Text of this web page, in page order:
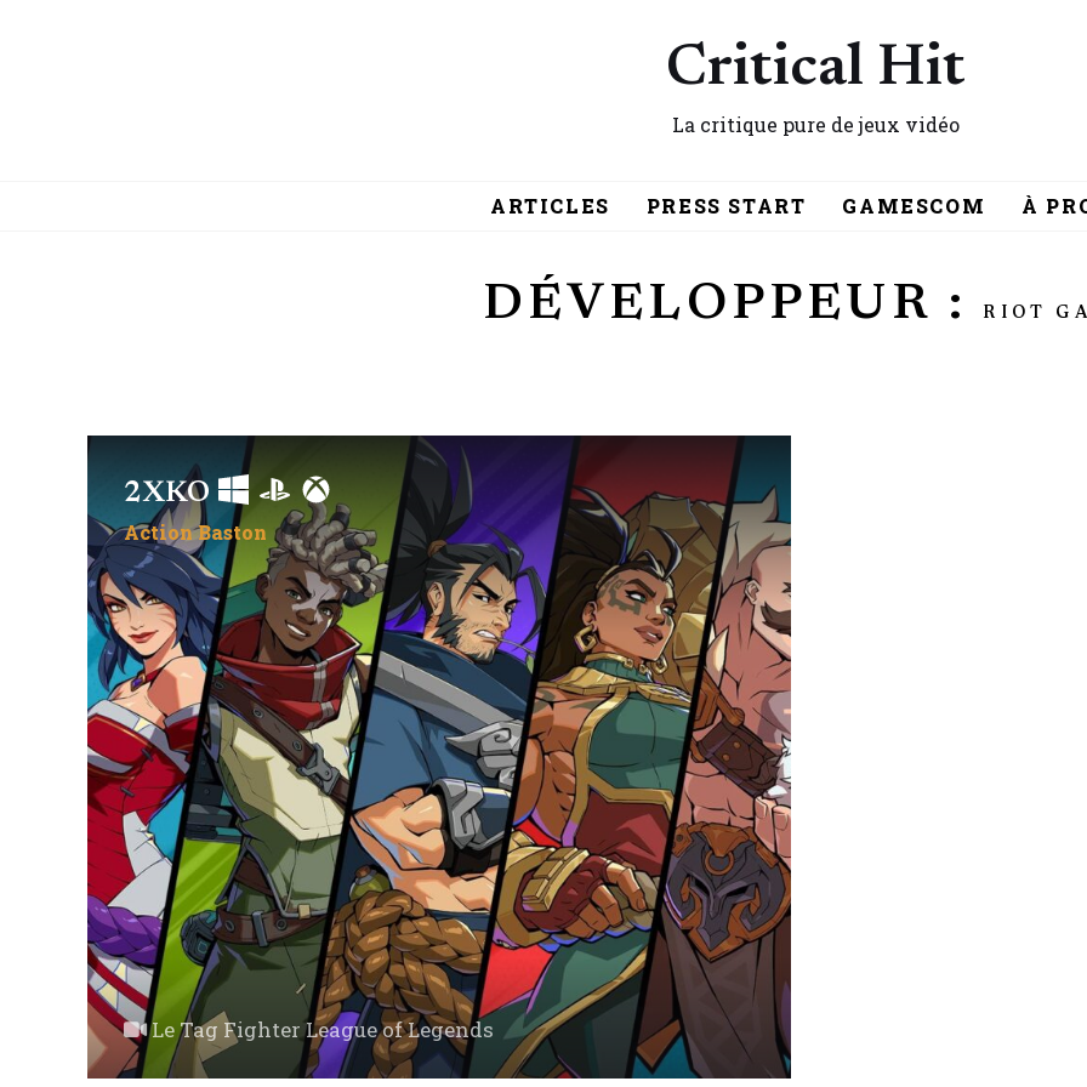
Critical Hit
La critique pure de jeux vidéo
ARTICLES PRESS START GAMESCOM À
DÉVELOPPEUR : RIOT
2XKO
ActionBaston
Le Tag Fighter League of Legends